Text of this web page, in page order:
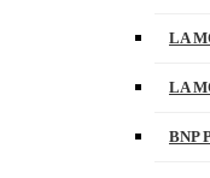
LA
LA
BNP